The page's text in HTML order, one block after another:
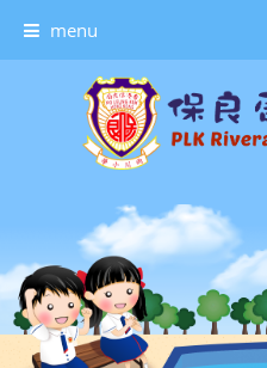
menu